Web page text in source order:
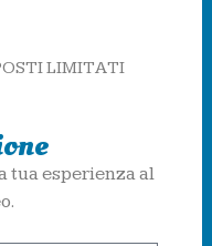
LIMITATI
tua esperienza al